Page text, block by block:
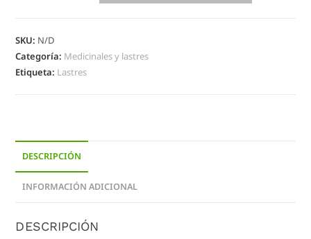
SKU: N/D
Categoría: Medicinales y lastres
Etiqueta: Lastres
DESCRIPCIÓN
INFORMACIÓN ADICIONAL
DESCRIPCIÓN